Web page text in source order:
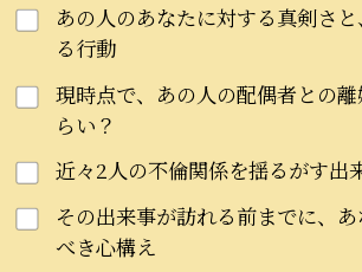
あの人のあなたに対する真剣さ
る行動
現時点で、あの人の配偶者との離
らい？
近々2人の不倫関係を揺るがす出
その出来事が訪れる前までに、
べき心構え